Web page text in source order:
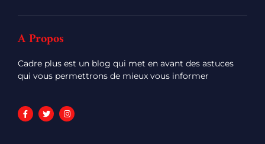
A Propos
Cadre plus est un blog qui met en avant des astuces
qui vous permettrons de mieux vous informer